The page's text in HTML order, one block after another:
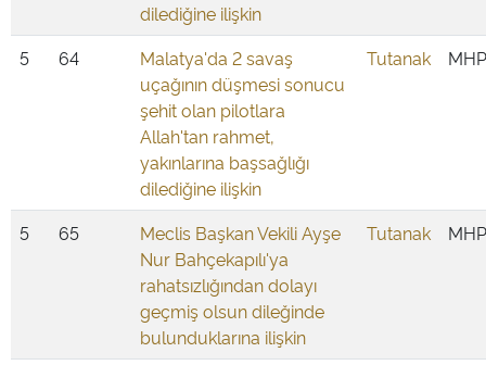
dilediğine ilişkin
5 64
Malatya'da 2 savaş
uçağının düşmesi sonucu
şehit olan pilotlara
Allah'tan rahmet,
yakınlarına başsağlığı
dilediğine ilişkin
Tutanak MHP
5 65
Meclis Başkan Vekili Ayşe
Nur Bahçekapılı'ya
rahatsızlığından dolayı
geçmiş olsun dileğinde
bulunduklarına ilişkin
Tutanak MHP